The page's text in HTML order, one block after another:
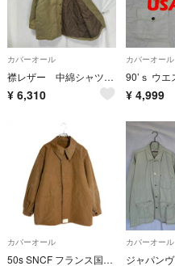
カバーオール
襟レザー 中綿シャツジャケット ウール 雰囲気 80s 90s ベージュ
¥ 6,310
カバーオール
¥ 4,999
カバーオール
50s SNCF フランス国鉄 レイルロード ワークジャケット 94 85
カバーオール